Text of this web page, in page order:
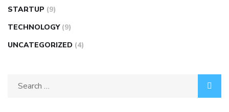
STARTUP (9)
TECHNOLOGY (9)
UNCATEGORIZED (4)